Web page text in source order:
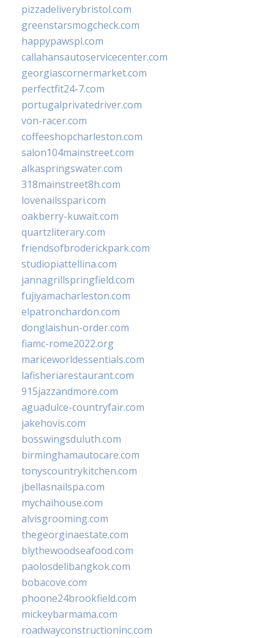
pizzadeliverybristol.com
greenstarsmogcheck.com
happypawspl.com
callahansautoservicecenter.com
georgiascornermarket.com
perfectfit24-7.com
portugalprivatedriver.com
von-racer.com
coffeeshopcharleston.com
salon104mainstreet.com
alkaspringswater.com
318mainstreet8h.com
lovenailsspari.com
oakberry-kuwait.com
quartzliterary.com
friendsofbroderickpark.com
studiopiattellina.com
jannagrillspringfield.com
fujiyamacharleston.com
elpatronchardon.com
donglaishun-order.com
fiamc-rome2022.org
mariceworldessentials.com
lafisheriarestaurant.com
915jazzandmore.com
aguadulce-countryfair.com
jakehovis.com
bosswingsduluth.com
birminghamautocare.com
tonyscountrykitchen.com
jbellasnailspa.com
mychaihouse.com
alvisgrooming.com
thegeorginaestate.com
blythewoodseafood.com
paolosdelibangkok.com
bobacove.com
phoone24brookfield.com
mickeybarmama.com
roadwayconstructioninc.com